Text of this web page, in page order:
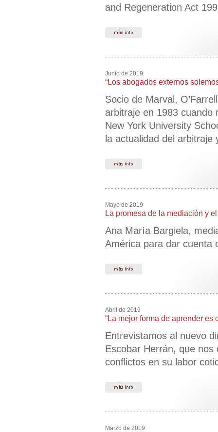
and Regeneration Act
Junio de 2019
“Los abogados externos
Socio de Marval,
arbitraje en 1983 cuando
New York University
la actualidad del
Mayo de 2019
La promesa de la mediación y
Ana María Bargiela,
América para dar cuenta
Abril de 2019
“La mejor forma de aprender es
Entrevistamos al nuevo
Escobar Herrán, que
conflictos en su labor
Marzo de 2019